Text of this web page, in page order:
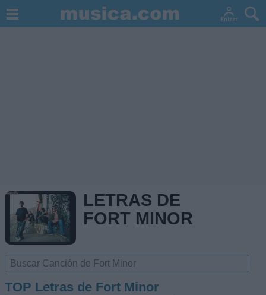
LETRAS DE
FORT MINOR
TOP Letras de Fort Minor